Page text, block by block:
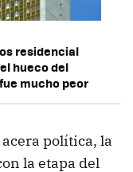
residencial
hueco del
mucho peor
acera política, la
la etapa del